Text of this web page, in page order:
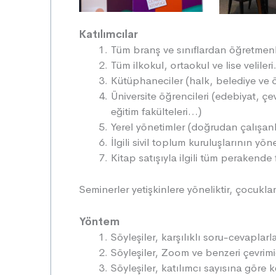
Katılımcılar
Tüm branş ve sınıflardan
Tüm ilkokul, ortaokul ve lise velileri.
Kütüphaneciler (halk, belediye ve
Üniversite öğrencileri (edebiyat,
eğitim fakülteleri…)
Yerel yönetimler (doğrudan
İlgili sivil toplum kuruluşlarının
Kitap satışıyla ilgili tüm perakende
Seminerler yetişkinlere yöneliktir,
Yöntem
Söyleşiler, karşılıklı soru-
Söyleşiler, Zoom ve benzeri
Söyleşiler, katılımcı sayısına